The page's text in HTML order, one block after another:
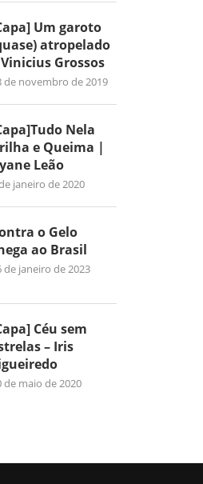
Um garoto
atropelado
Grossos
de novembro de 2019
Nela
e Queima |
Leão
janeiro de 2020
o Gelo
ao Brasil
de janeiro de 2023
Céu sem
– Iris
de maio de 2020